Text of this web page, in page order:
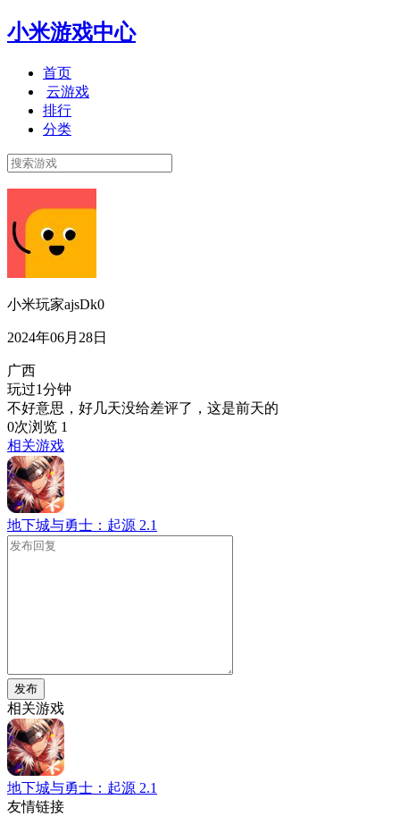
小米游戏中心
首页
云游戏
排行
分类
小米玩家ajsDk0
2024年06月28日
广西
玩过1分钟
不好意思，好几天没给差评了，这是前天的
0次浏览 1
相关游戏
地下城与勇士：起源 2.1
发布
相关游戏
地下城与勇士：起源 2.1
友情链接